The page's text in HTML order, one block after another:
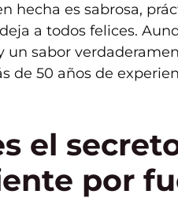
hecha es sabrosa,
a todos felices.
un sabor
de 50 años de
el
por